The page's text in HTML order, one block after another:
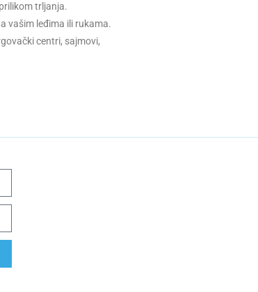
trljanja.
vašim leđima ili rukama.
centri, sajmovi,